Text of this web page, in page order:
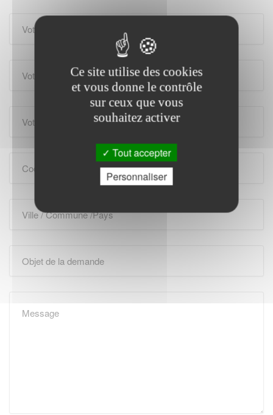
Ce site utilise des cookies
et vous donne le contrôle
sur ceux que vous
souhaitez activer
Tout accepter
Personnaliser